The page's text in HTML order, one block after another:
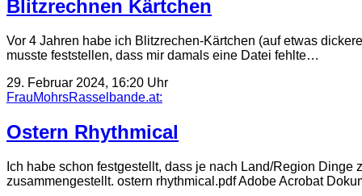
Blitzrechnen Kärtchen
Vor 4 Jahren habe ich Blitzrechen-Kärtchen (auf etwas
musste feststellen, dass mir damals eine Datei fehlte…
29. Februar 2024, 16:20 Uhr
FrauMohrsRasselbande.at:
Ostern Rhythmical
Ich habe schon festgestellt, dass je nach Land/Region
zusammengestellt. ostern rhythmical.pdf Adobe Acrobat